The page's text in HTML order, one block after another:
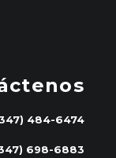
484-6474
698-6883